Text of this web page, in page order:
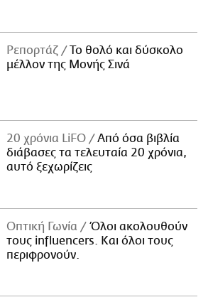
Ρεπορτάζ
Το θολό και δύσκολο
μέλλον της Μονής Σινά
20 χρόνια LiFO
Από όσα βιβλία
διάβασες τα τελευταία 20 χρόνια,
αυτό ξεχωρίζεις
Οπτική Γωνία
Όλοι ακολουθούν
τους influencers. Και όλοι τους
περιφρονούν.